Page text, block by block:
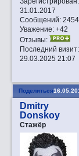
31.01.2017
Сообщений:2454
Уважение: +42
Отзывы:
Последний визит:
29.03.2025 21:07
Поделиться
Dmitry
Donskoy
Стажёр